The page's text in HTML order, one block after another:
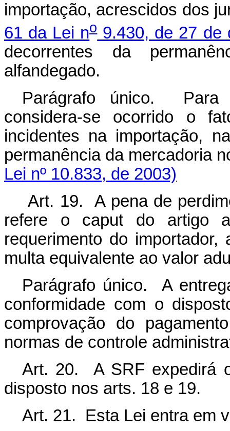
importação, acrescidos dos
61 da Lei no9.430, de 27 de
decorrentes da
alfandegado.
Parágrafo único. Para
considera-se ocorrido o
incidentes na importação,
permanência da
Lei nº 10.833, de 2003)
Art. 19. A pena de
refere o caput do artigo
requerimento do
multa equivalente ao valor
Parágrafo único. A
conformidade com o
comprovação do
normas de controle
Art. 20. A SRF expedirá
disposto nos arts. 18 e 19.
Art. 21. Esta Lei entra em